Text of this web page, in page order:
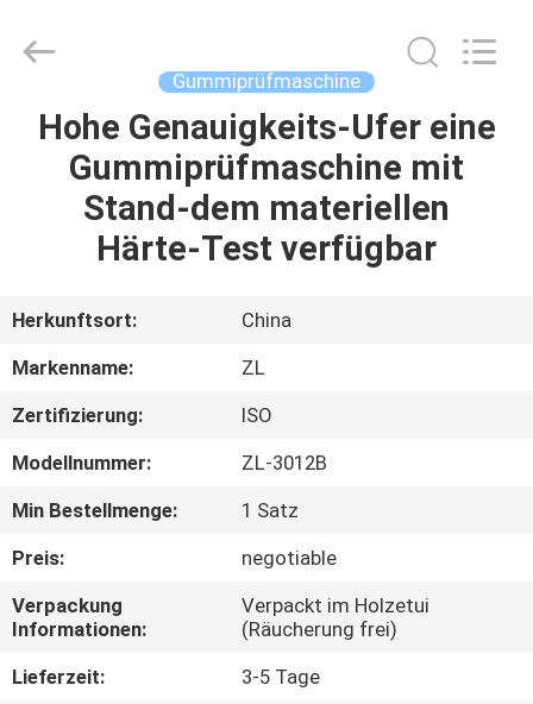
HAUS
PRODUKTE
ÜBER
FABRIK-
AUSFLUG
QUALITÄTSKONTROLLE
TRETEN
Ltd..
Gummiprüfmaschine
Hohe Genauigkeits-Ufer eine
Gummiprüfmaschine mit
Stand-dem materiellen
Härte-Test verfügbar
Herkunftsort:
China
Markenname:
ZL
Zertifizierung:
ISO
Modellnummer:
ZL-3012B
Min Bestellmenge:
1 Satz
Preis:
negotiable
Verpackung
Informationen:
Verpackt im Holzetui
(Räucherung frei)
Lieferzeit:
3-5 Tage